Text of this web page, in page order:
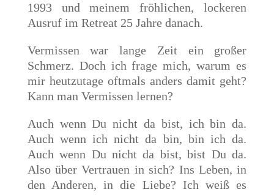
1993 und meinem fröhlichen, lockeren
Ausruf im Retreat 25 Jahre danach.
Vermissen war lange Zeit ein großer
Schmerz. Doch ich frage mich, warum es
mir heutzutage oftmals anders damit geht?
Kann man Vermissen lernen?
Auch wenn Du nicht da bist, ich bin da.
Auch wenn ich nicht da bin, bin ich da.
Auch wenn Du nicht da bist, bist Du da.
Also über Vertrauen in sich? Ins Leben, in
den Anderen, in die Liebe? Ich weiß es